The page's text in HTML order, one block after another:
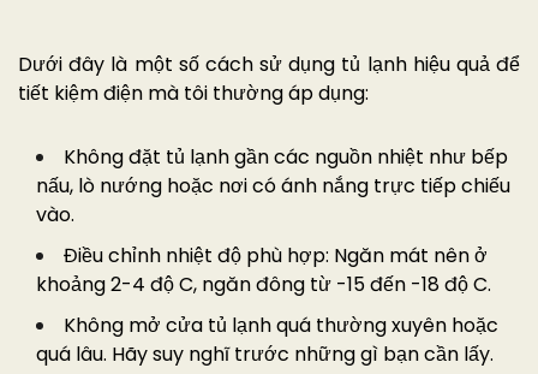
Dưới đây là một số cách sử dụng tủ lạnh hiệu quả để
tiết kiệm điện mà tôi thường áp dụng:
Không đặt tủ lạnh gần các nguồn nhiệt như bếp
nấu, lò nướng hoặc nơi có ánh nắng trực tiếp chiếu
vào.
Điều chỉnh nhiệt độ phù hợp: Ngăn mát nên ở
khoảng 2-4 độ C, ngăn đông từ -15 đến -18 độ C.
Không mở cửa tủ lạnh quá thường xuyên hoặc
quá lâu. Hãy suy nghĩ trước những gì bạn cần lấy.